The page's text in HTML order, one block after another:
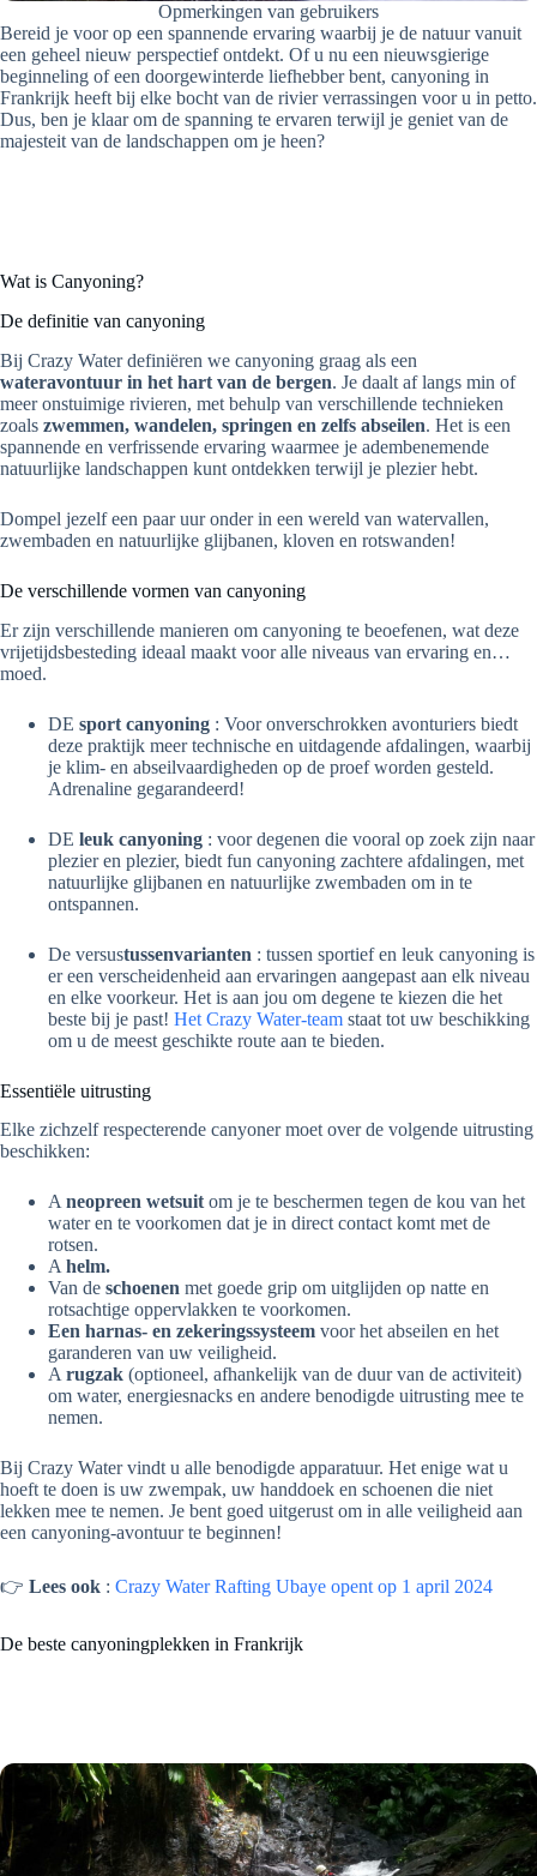
Opmerkingen van gebruikers
Bereid je voor op een spannende ervaring waarbij je de natuur vanuit
een geheel nieuw perspectief ontdekt. Of u nu een nieuwsgierige
beginneling of een doorgewinterde liefhebber bent, canyoning in
Frankrijk heeft bij elke bocht van de rivier verrassingen voor u in petto.
Dus, ben je klaar om de spanning te ervaren terwijl je geniet van de
majesteit van de landschappen om je heen?
Wat is Canyoning?
De definitie van canyoning
Bij Crazy Water definiëren we canyoning graag als een
wateravontuur in het hart van de bergen. Je daalt af langs min of
meer onstuimige rivieren, met behulp van verschillende technieken
zoals zwemmen, wandelen, springen en zelfs abseilen. Het is een
spannende en verfrissende ervaring waarmee je adembenemende
natuurlijke landschappen kunt ontdekken terwijl je plezier hebt.
Dompel jezelf een paar uur onder in een wereld van watervallen,
zwembaden en natuurlijke glijbanen, kloven en rotswanden!
De verschillende vormen van canyoning
Er zijn verschillende manieren om canyoning te beoefenen, wat deze
vrijetijdsbesteding ideaal maakt voor alle niveaus van ervaring en…
moed.
DE sport canyoning : Voor onverschrokken avonturiers biedt
deze praktijk meer technische en uitdagende afdalingen, waarbij
je klim- en abseilvaardigheden op de proef worden gesteld.
Adrenaline gegarandeerd!
DE leuk canyoning : voor degenen die vooral op zoek zijn naar
plezier en plezier, biedt fun canyoning zachtere afdalingen, met
natuurlijke glijbanen en natuurlijke zwembaden om in te
ontspannen.
De versustussenvarianten : tussen sportief en leuk canyoning is
er een verscheidenheid aan ervaringen aangepast aan elk niveau
en elke voorkeur. Het is aan jou om degene te kiezen die het
beste bij je past! Het Crazy Water-team staat tot uw beschikking
om u de meest geschikte route aan te bieden.
Essentiële uitrusting
Elke zichzelf respecterende canyoner moet over de volgende uitrusting
beschikken:
A neopreen wetsuit om je te beschermen tegen de kou van het
water en te voorkomen dat je in direct contact komt met de
rotsen.
A helm.
Van de schoenen met goede grip om uitglijden op natte en
rotsachtige oppervlakken te voorkomen.
Een harnas- en zekeringssysteem voor het abseilen en het
garanderen van uw veiligheid.
A rugzak (optioneel, afhankelijk van de duur van de activiteit)
om water, energiesnacks en andere benodigde uitrusting mee te
nemen.
Bij Crazy Water vindt u alle benodigde apparatuur. Het enige wat u
hoeft te doen is uw zwempak, uw handdoek en schoenen die niet
lekken mee te nemen. Je bent goed uitgerust om in alle veiligheid aan
een canyoning-avontuur te beginnen!
👉 Lees ook : Crazy Water Rafting Ubaye opent op 1 april 2024
De beste canyoningplekken in Frankrijk